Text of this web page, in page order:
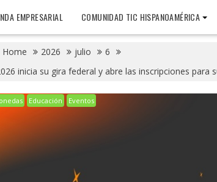
EMPRESARIAL COMUNIDAD TIC HISPANOAMÉRICA
Home 2026 julio
6
inicia su gira federal y abre las inscripciones
Educación Eventos